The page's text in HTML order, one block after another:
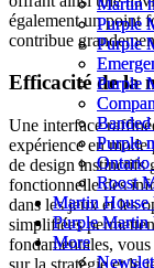
Martin
Purple
Purple
Purple
Purple
Ontario
Roost
Martin House
Purple Martin
More
Martin
Purple
Purple
Purple
Purple
Ontario
Roost
Martin House
Purple Martin
More
également un point
contribue
Efficacité de la
Une interface
expérience en
de design instinctifs
fonctionnelle des
dans les jeux et les
simplifiées
fondamentales,